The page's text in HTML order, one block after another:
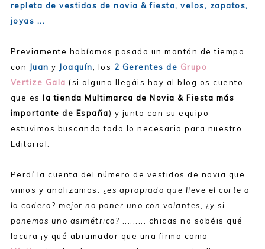
repleta de vestidos de novia & fiesta, velos, zapatos,
joyas ...
Previamente habíamos pasado un montón de tiempo
con Juany Joaquín, los 2 Gerentes de Grupo
Vertize Gala (si alguna llegáis hoy al blog os cuento
que es la tienda Multimarca de Novia & Fiesta más
importante de España) y junto con su equipo
estuvimos buscando todo lo necesario para nuestro
Editorial.
Perdí la cuenta del número de vestidos de novia que
vimos y analizamos: ¿es apropiado que lleve el corte a
la cadera? mejor no poner uno con volantes, ¿y si
ponemos uno asimétrico? ......... chicas no sabéis qué
locura ¡y qué abrumador que una firma como